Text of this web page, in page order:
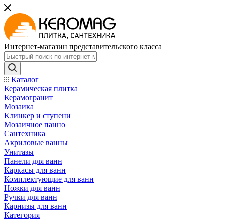
Интернет-магазин представительского класса
Каталог
Керамическая плитка
Керамогранит
Мозаика
Клинкер и ступени
Мозаичное панно
Сантехника
Акриловые ванны
Унитазы
Панели для ванн
Каркасы для ванн
Комплектующие для ванн
Ножки для ванн
Ручки для ванн
Карнизы для ванн
Категория